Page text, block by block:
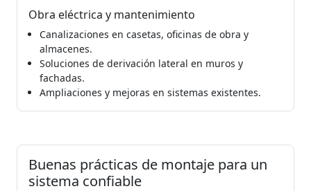
Obra eléctrica y mantenimiento
Canalizaciones en casetas, oficinas de obra y
almacenes.
Soluciones de derivación lateral en muros y
fachadas.
Ampliaciones y mejoras en sistemas existentes.
Buenas prácticas de montaje para un
sistema confiable